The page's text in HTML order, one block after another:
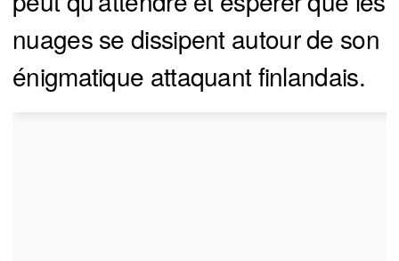
nuages se dissipent autour de son
énigmatique attaquant finlandais.